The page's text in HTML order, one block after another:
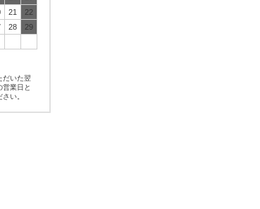
21
22
28
29
だいた翌
営業日と
い。